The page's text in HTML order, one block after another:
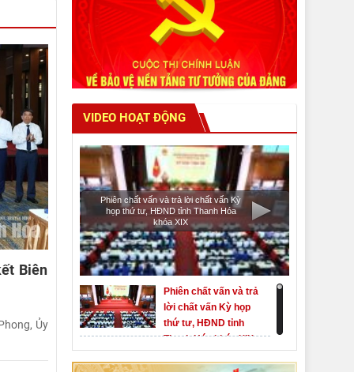
Biên
Ủy
VIDEO HOẠT ĐỘNG
Phiên chất vấn và trả lời chất vấn Kỳ
họp thứ tư, HĐND tỉnh Thanh Hóa
khóa XIX
Phiên chất vấn và trả
lời chất vấn Kỳ họp
thứ tư, HĐND tỉnh
Thanh Hóa khóa XIX
Khai mạc kỳ họp thứ
Nhất, Quốc hội khóa